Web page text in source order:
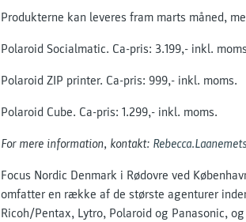
Produkterne kan leveres fram marts måned,
Polaroid Socialmatic. Ca-pris: 3.199,- inkl.
Polaroid ZIP printer. Ca-pris: 999,- inkl. moms.
Polaroid Cube. Ca-pris: 1.299,- inkl. moms.
For mere information, kontakt:
Focus Nordic Denmark i Rødovre ved
omfatter en række af de største agenturer
Ricoh/Pentax, Lytro, Polaroid og Panasonic,